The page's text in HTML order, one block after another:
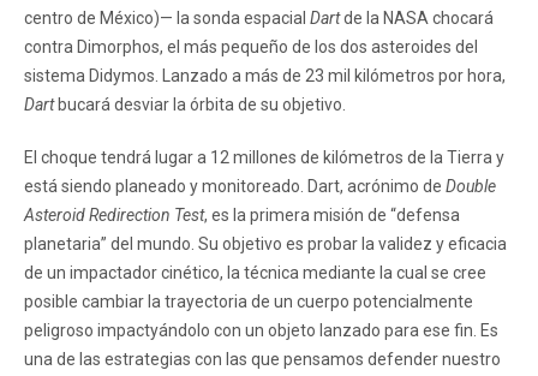
centro de México)— la sonda espacial Dartde la NASA chocará
contra Dimorphos, el más pequeño de los dos asteroides del
sistema Didymos. Lanzado a más de 23 mil kilómetros por hora,
Dartbucará desviar la órbita de su objetivo.
El choque tendrá lugar a 12 millones de kilómetros de la Tierra y
está siendo planeado y monitoreado. Dart, acrónimo de Double
Asteroid Redirection Test, es la primera misión de “defensa
planetaria” del mundo. Su objetivo es probar la validez y eficacia
de un impactador cinético, la técnica mediante la cual se cree
posible cambiar la trayectoria de un cuerpo potencialmente
peligroso impactyándolo con un objeto lanzado para ese fin. Es
una de las estrategias con las que pensamos defender nuestro